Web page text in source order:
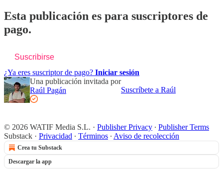
Esta publicación es para suscriptores de
pago.
Suscribirse
¿Ya eres suscriptor de pago? Iniciar sesión
Una publicación invitada por
Raúl Pagán
Suscríbete a Raúl
© 2026 WATIF Media S.L. · Publisher Privacy ∙ Publisher Terms
Substack · Privacidad ∙ Términos ∙ Aviso de recolección
Crea tu Substack
Descargar la app